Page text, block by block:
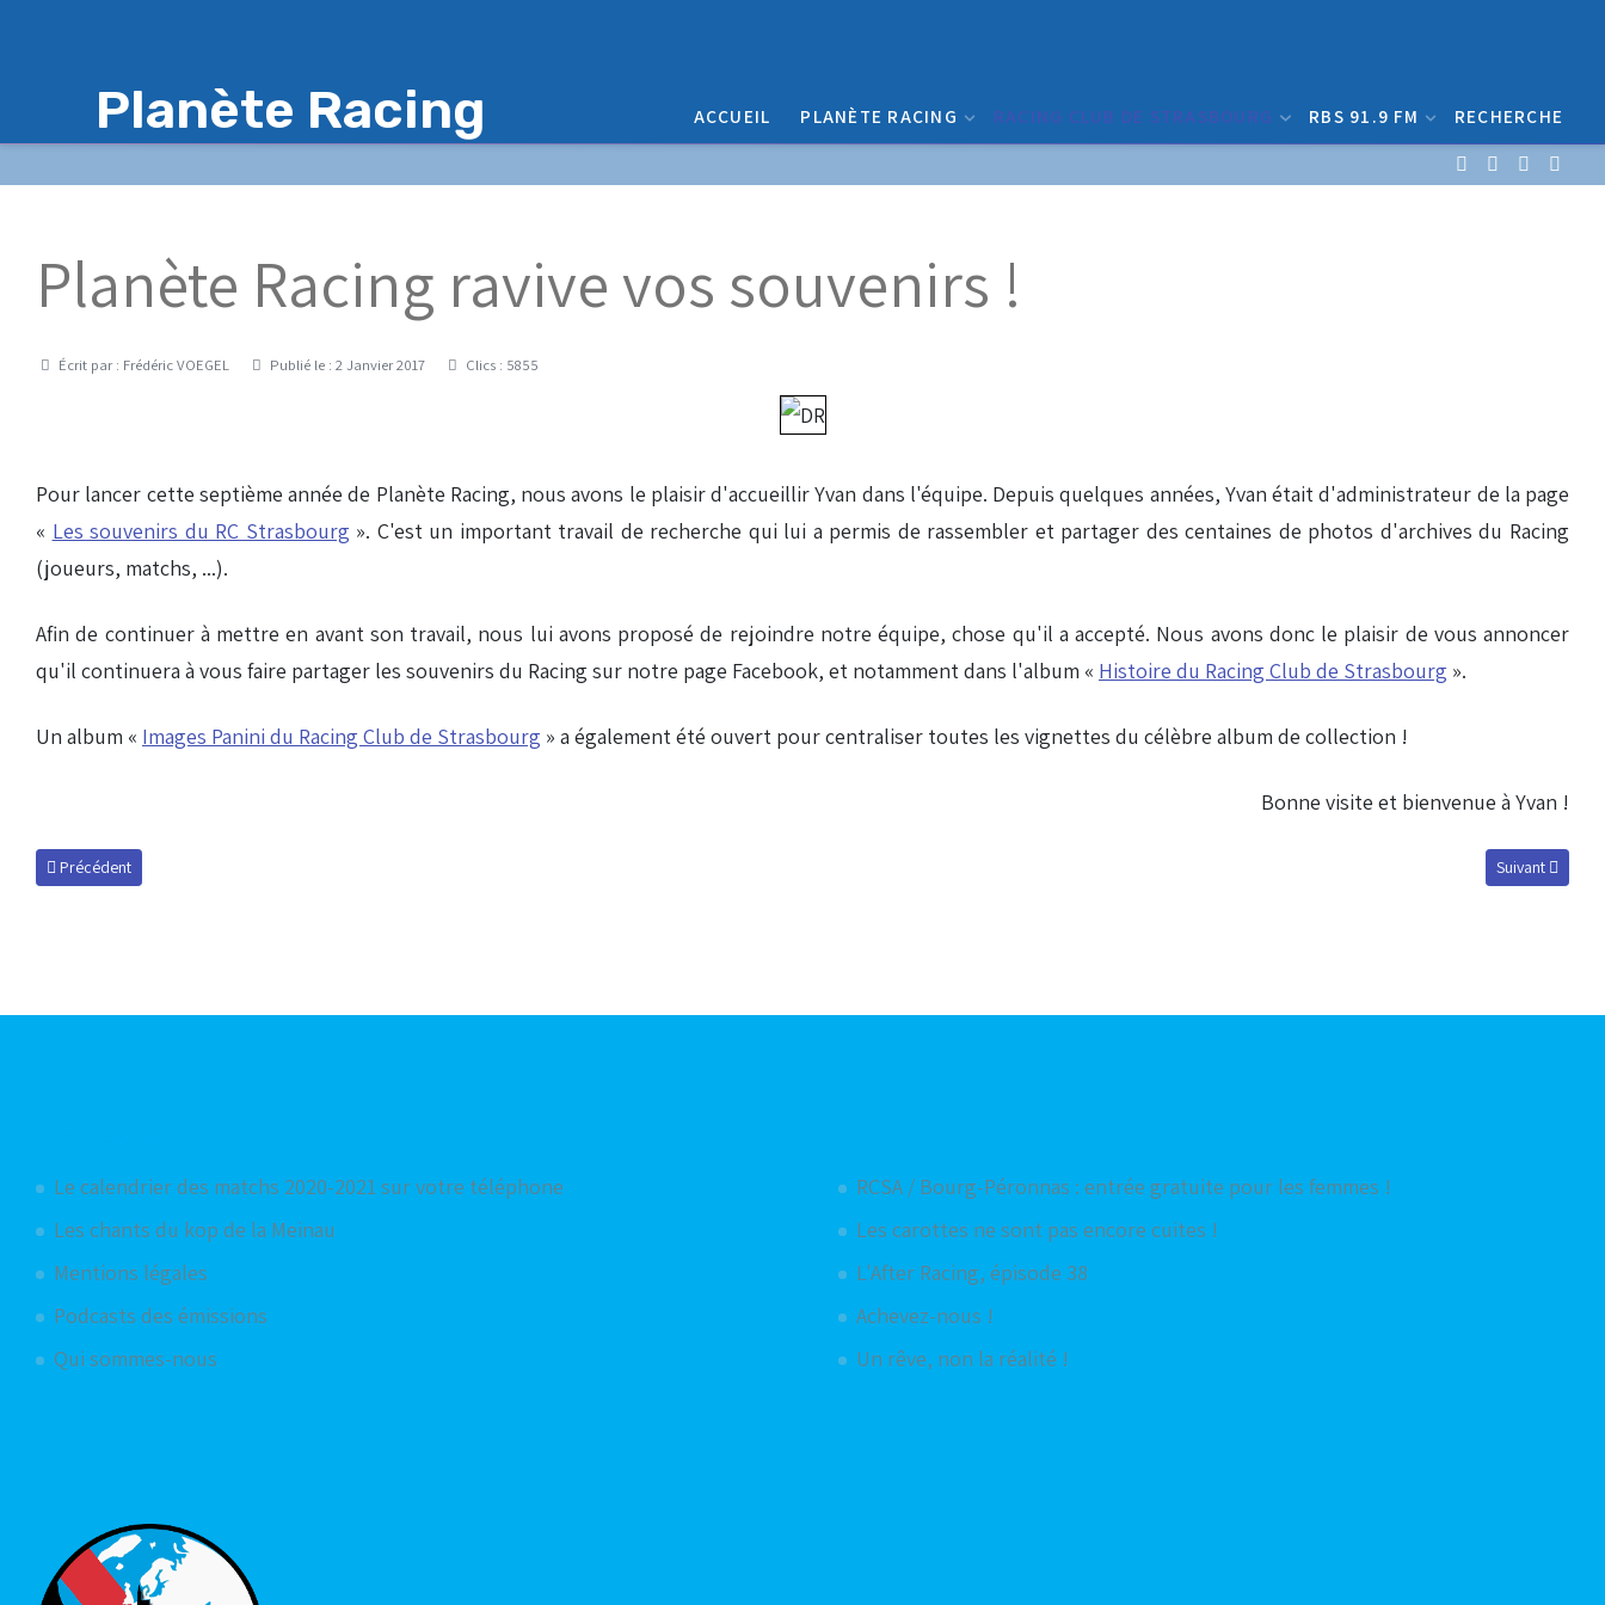
Planète Racing ACCUEIL PLANÈTE RACING RACING CLUB DE STRASBOURG RBS 91.9 FM RECHERCHE
Planète Racing ravive vos souvenirs !
DétailsÉcrit par : Frédéric VOEGEL Publié le : 2 Janvier 2017 Clics : 5855
Pour lancer cette septième année de Planète Racing, nous avons le plaisir d'accueillir Yvan dans l'équipe. Depuis quelques années, Yvan était d'administrateur de la page
« Les souvenirs du RC Strasbourg ». C'est un important travail de recherche qui lui a permis de rassembler et partager des centaines de photos d'archives du Racing
(joueurs, matchs, ...).
Afin de continuer à mettre en avant son travail, nous lui avons proposé de rejoindre notre équipe, chose qu'il a accepté. Nous avons donc le plaisir de vous annoncer
qu'il continuera à vous faire partager les souvenirs du Racing sur notre page Facebook, et notamment dans l'album « Histoire du Racing Club de Strasbourg ».
Un album « Images Panini du Racing Club de Strasbourg » a également été ouvert pour centraliser toutes les vignettes du célèbre album de collection !
Bonne visite et bienvenue à Yvan !
Article précédent : Allez Racing, l'ancien hymne
Précédent Article suivant :
Suivant
Le calendrier des matchs 2020-2021 sur votre téléphone
Les chants du kop de la Meinau
Mentions légales
Podcasts des émissions
Qui sommes-nous
RCSA / Bourg-Péronnas : entrée gratuite pour les femmes !
Les carottes ne sont pas encore cuites !
L'After Racing, épisode 38
Achevez-nous !
Un rêve, non la réalité !